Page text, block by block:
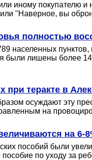
иному покупателю
"Наверное, вы
полностью
населенных
были лишены более
при теракте в
осуждают эту
на
на 6-
пособий были
по уходу за